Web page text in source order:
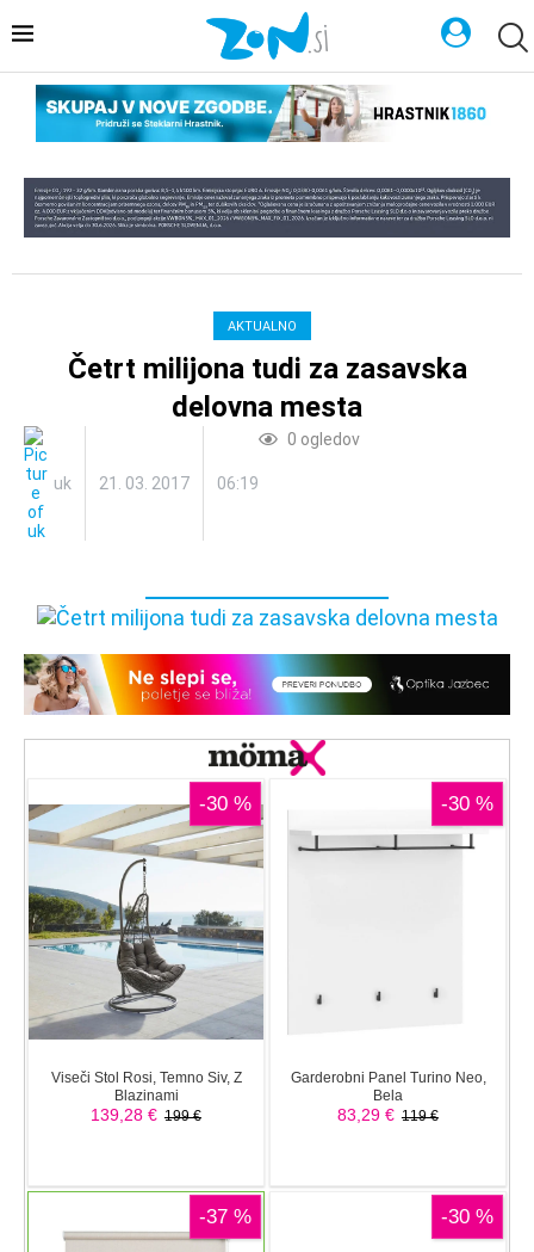
AKTUALNO
Četrt milijona tudi za zasavska
delovna mesta
uk 21. 03. 2017 06:19
0 ogledov